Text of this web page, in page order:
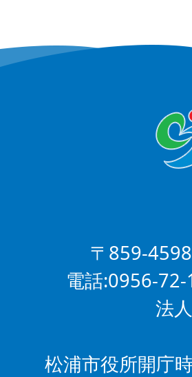
〒859-
電話:0956-
法
松浦市役所開庁